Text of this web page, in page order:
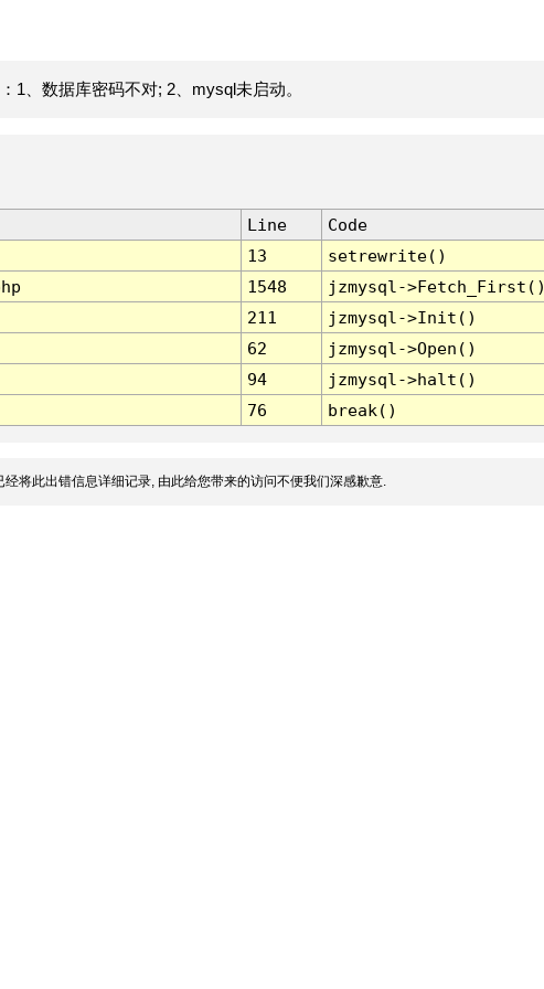
1、数据库密码不对; 2、mysql未启动。
Line
Code
13
setrewrite()
1548
jzmysql-
211
jzmysql->Init()
62
jzmysql->Open()
94
jzmysql->halt()
76 break()
将此出错信息详细记录, 由此给您带来的访问不便我们深感歉意.